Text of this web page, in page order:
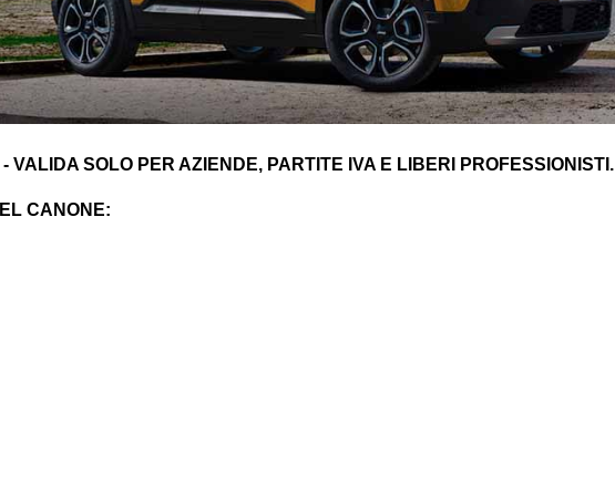
VALIDA SOLO PER AZIENDE, PARTITE IVA E LIBERI PROFESSIONISTI.
CANONE: